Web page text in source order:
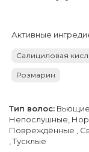
Активные
Салициловая
Розмарин
Тип волос:
Непослушные,
Повреждённые ,
, Тусклые